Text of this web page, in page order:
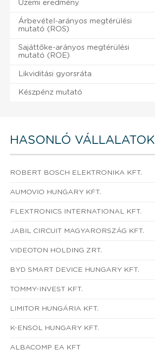
Üzemi eredmény
Árbevétel-arányos megtérülési
mutató (ROS)
Sajáttőke-arányos megtérülési
mutató (ROE)
Likviditási gyorsráta
Készpénz mutató
HASONLÓ VÁLLALATOK
ROBERT BOSCH ELEKTRONIKA KFT.
AUMOVIO HUNGARY KFT.
FLEXTRONICS INTERNATIONAL KFT.
JABIL CIRCUIT MAGYARORSZÁG KFT.
VIDEOTON HOLDING ZRT.
BYD SMART DEVICE HUNGARY KFT.
TOMMY-INVEST KFT.
LIMITOR HUNGÁRIA KFT.
K-ENSOL HUNGARY KFT.
ALBACOMP EA KFT